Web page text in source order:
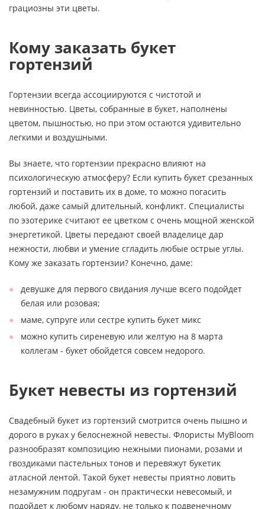
грациозны эти цветы.
Кому заказать букет
гортензий
Гортензии всегда ассоциируются с чистотой и
невинностью. Цветы, собранные в букет, наполнены
цветом, пышностью, но при этом остаются удивительно
легкими и воздушными.
Вы знаете, что гортензии прекрасно влияют на
психологическую атмосферу? Если купить букет срезанных
гортензий и поставить их в доме, то можно погасить
любой, даже самый длительный, конфликт. Специалисты
по эзотерике считают ее цветком с очень мощной женской
энергетикой. Цветы передают своей владелице дар
нежности, любви и умение сгладить любые острые углы.
Кому же заказать гортензии? Конечно, даме:
девушке для первого свидания лучше всего подойдет
белая или розовая;
маме, супруге или сестре купить букет микс
можно купить сиреневую или желтую на 8 марта
коллегам - букет обойдется совсем недорого.
Букет невесты из гортензий
Свадебный букет из гортензий смотрится очень пышно и
дорого в руках у белоснежной невесты. Флористы MyBloom
разнообразят композицию нежными пионами, розами и
гвоздиками пастельных тонов и перевяжут букетик
атласной лентой. Такой букет невесты приятно ловить
незамужним подругам - он практически невесомый, и
подойдет к любому наряду, не только к подвенечному